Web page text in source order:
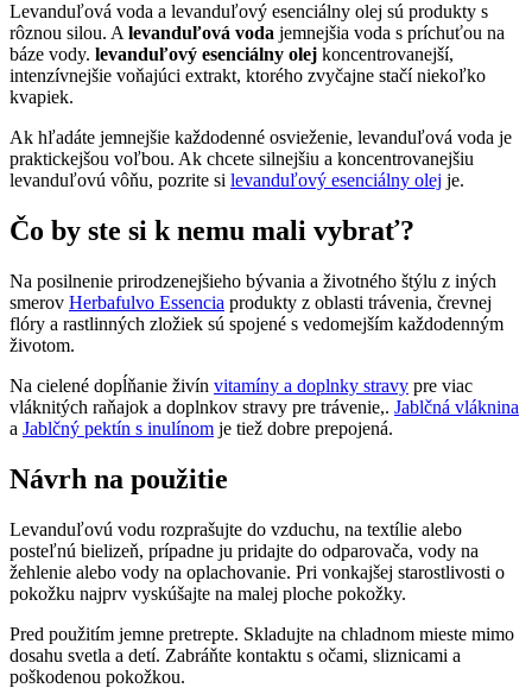
Levanduľová voda a levanduľový esenciálny olej sú produkty s
rôznou silou. A levanduľová voda jemnejšia voda s príchuťou na
báze vody. levanduľový esenciálny olej koncentrovanejší,
intenzívnejšie voňajúci extrakt, ktorého zvyčajne stačí niekoľko
kvapiek.
Ak hľadáte jemnejšie každodenné osvieženie, levanduľová voda je
praktickejšou voľbou. Ak chcete silnejšiu a koncentrovanejšiu
levanduľovú vôňu, pozrite si levanduľový esenciálny olej je.
Čo by ste si k nemu mali vybrať?
Na posilnenie prirodzenejšieho bývania a životného štýlu z iných
smerov Herbafulvo Essencia produkty z oblasti trávenia, črevnej
flóry a rastlinných zložiek sú spojené s vedomejším každodenným
životom.
Na cielené dopĺňanie živín vitamíny a doplnky stravy pre viac
vláknitých raňajok a doplnkov stravy pre trávenie,. Jablčná vláknina
a Jablčný pektín s inulínom je tiež dobre prepojená.
Návrh na použitie
Levanduľovú vodu rozprašujte do vzduchu, na textílie alebo
posteľnú bielizeň, prípadne ju pridajte do odparovača, vody na
žehlenie alebo vody na oplachovanie. Pri vonkajšej starostlivosti o
pokožku najprv vyskúšajte na malej ploche pokožky.
Pred použitím jemne pretrepte. Skladujte na chladnom mieste mimo
dosahu svetla a detí. Zabráňte kontaktu s očami, sliznicami a
poškodenou pokožkou.